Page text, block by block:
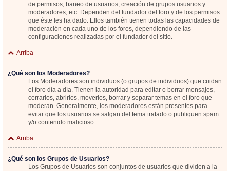
de permisos, baneo de usuarios, creación de grupos usuarios y
moderadores, etc. Dependen del fundador del foro y de los permisos
que éste les ha dado. Ellos también tienen todas las capacidades de
moderación en cada uno de los foros, dependiendo de las
configuraciones realizadas por el fundador del sitio.
Arriba
¿Qué son los Moderadores?
Los Moderadores son individuos (o grupos de individuos) que cuidan
el foro día a día. Tienen la autoridad para editar o borrar mensajes,
cerrarlos, abrirlos, moverlos, borrar y separar temas en el foro que
moderan. Generalmente, los moderadores están presentes para
evitar que los usuarios se salgan del tema tratado o publiquen spam
y/o contenido malicioso.
Arriba
¿Qué son los Grupos de Usuarios?
Los Grupos de Usuarios son conjuntos de usuarios que dividen a la